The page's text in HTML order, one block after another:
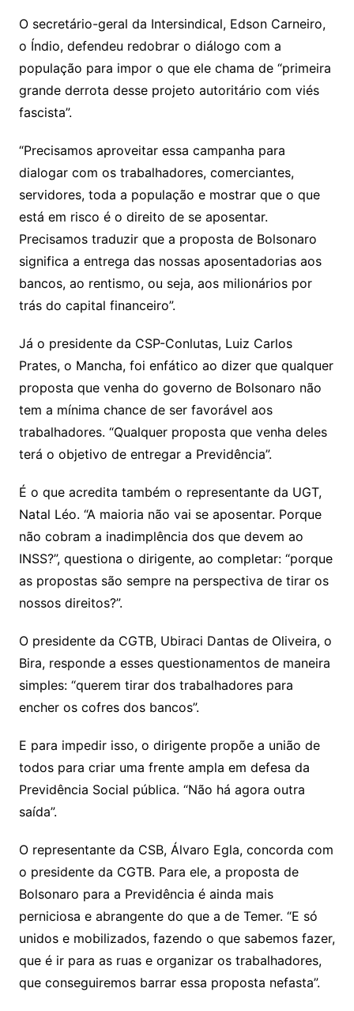
O secretário-geral da Intersindical, Edson Carneiro,
o Índio, defendeu redobrar o diálogo com a
população para impor o que ele chama de “primeira
grande derrota desse projeto autoritário com viés
fascista”.
“Precisamos aproveitar essa campanha para
dialogar com os trabalhadores, comerciantes,
servidores, toda a população e mostrar que o que
está em risco é o direito de se aposentar.
Precisamos traduzir que a proposta de Bolsonaro
significa a entrega das nossas aposentadorias aos
bancos, ao rentismo, ou seja, aos milionários por
trás do capital financeiro”.
Já o presidente da CSP-Conlutas, Luiz Carlos
Prates, o Mancha, foi enfático ao dizer que qualquer
proposta que venha do governo de Bolsonaro não
tem a mínima chance de ser favorável aos
trabalhadores. “Qualquer proposta que venha deles
terá o objetivo de entregar a Previdência”.
É o que acredita também o representante da UGT,
Natal Léo. “A maioria não vai se aposentar. Porque
não cobram a inadimplência dos que devem ao
INSS?”, questiona o dirigente, ao completar: “porque
as propostas são sempre na perspectiva de tirar os
nossos direitos?”.
O presidente da CGTB, Ubiraci Dantas de Oliveira, o
Bira, responde a esses questionamentos de maneira
simples: “querem tirar dos trabalhadores para
encher os cofres dos bancos”.
E para impedir isso, o dirigente propõe a união de
todos para criar uma frente ampla em defesa da
Previdência Social pública. “Não há agora outra
saída”.
O representante da CSB, Álvaro Egla, concorda com
o presidente da CGTB. Para ele, a proposta de
Bolsonaro para a Previdência é ainda mais
perniciosa e abrangente do que a de Temer. “E só
unidos e mobilizados, fazendo o que sabemos fazer,
que é ir para as ruas e organizar os trabalhadores,
que conseguiremos barrar essa proposta nefasta”.